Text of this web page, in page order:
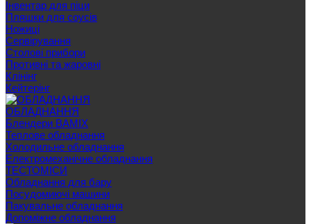
Інвентар для піци
Пляшки для соусів
Ножиці
Сервірування
Cтолові прибори
Противні та жаровні
Клінінг
Кейтерінг
ОБЛАДНАННЯ
Блендери BAMIX
Теплове обладнання
Холодильне обладнання
Електромеханічне обладнання
ТЕСТОМІСИ
Обладнання для бару
Посудомиючі машини
Пакувальне обладнання
Допоміжне обладнання